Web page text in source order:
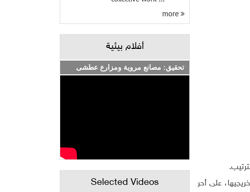
على أحر
أفلام بيئية
تحقيق: مصانع مروية ومزارع عطشى
Selected Videos